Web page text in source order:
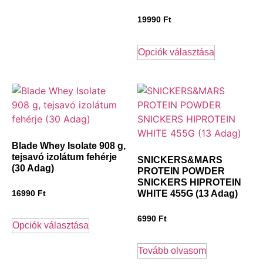
19990 Ft
Opciók választása
Blade Whey Isolate 908 g,
tejsavó izolátum fehérje
(30 Adag)
16990 Ft
Opciók választása
SNICKERS&MARS
PROTEIN POWDER
SNICKERS HIPROTEIN
WHITE 455G (13 Adag)
6990 Ft
Tovább olvasom